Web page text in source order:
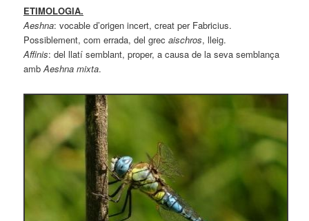
ETIMOLOGIA.
Aeshna: vocable d’origen incert, creat per Fabricius.
Possiblement, com errada, del grecaischros, lleig.
Affinis: del llatí semblant, proper, a causa de la seva semblança
ambAeshna mixta.